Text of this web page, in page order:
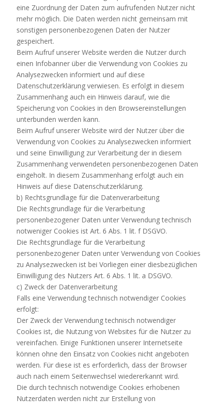
eine Zuordnung der Daten zum aufrufenden Nutzer nicht
mehr möglich. Die Daten werden nicht gemeinsam mit
sonstigen personenbezogenen Daten der Nutzer
gespeichert.
Beim Aufruf unserer Website werden die Nutzer durch
einen Infobanner über die Verwendung von Cookies zu
Analysezwecken informiert und auf diese
Datenschutzerklärung verwiesen. Es erfolgt in diesem
Zusammenhang auch ein Hinweis darauf, wie die
Speicherung von Cookies in den Browsereinstellungen
unterbunden werden kann.
Beim Aufruf unserer Website wird der Nutzer über die
Verwendung von Cookies zu Analysezwecken informiert
und seine Einwilligung zur Verarbeitung der in diesem
Zusammenhang verwendeten personenbezogenen Daten
eingeholt. In diesem Zusammenhang erfolgt auch ein
Hinweis auf diese Datenschutzerklärung.
b) Rechtsgrundlage für die Datenverarbeitung
Die Rechtsgrundlage für die Verarbeitung
personenbezogener Daten unter Verwendung technisch
notweniger Cookies ist Art. 6 Abs. 1 lit. f DSGVO.
Die Rechtsgrundlage für die Verarbeitung
personenbezogener Daten unter Verwendung von Cookies
zu Analysezwecken ist bei Vorliegen einer diesbezüglichen
Einwilligung des Nutzers Art. 6 Abs. 1 lit. a DSGVO.
c) Zweck der Datenverarbeitung
Falls eine Verwendung technisch notwendiger Cookies
erfolgt:
Der Zweck der Verwendung technisch notwendiger
Cookies ist, die Nutzung von Websites für die Nutzer zu
vereinfachen. Einige Funktionen unserer Internetseite
können ohne den Einsatz von Cookies nicht angeboten
werden. Für diese ist es erforderlich, dass der Browser
auch nach einem Seitenwechsel wiedererkannt wird.
Die durch technisch notwendige Cookies erhobenen
Nutzerdaten werden nicht zur Erstellung von